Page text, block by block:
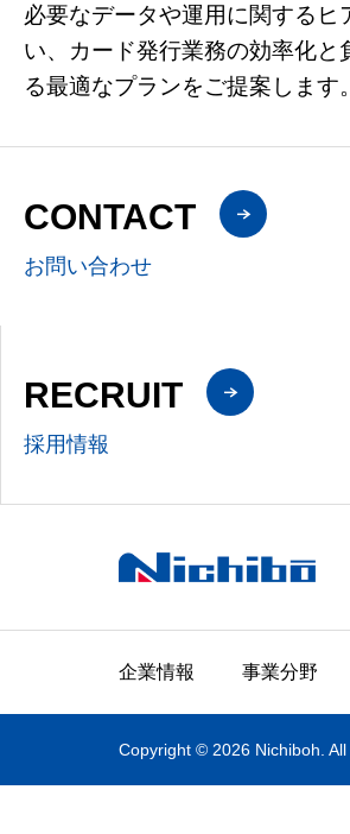
必要なデータや運用に関するヒ
い、カード発行業務の効率化と
る最適なプランをご提案します。
CONTACT
お問い合わせ
RECRUIT
採用情報
企業情報 事業分野
Copyright © 2026 Nichiboh. All